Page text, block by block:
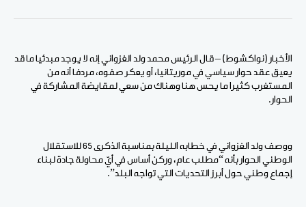
الفيسبوكPinterest
لينكد WhatsApp
الإيميل
الأخبار (نواكشوط) – قال الرئيس محمد ولد الغزواني إنه لا يوجد مبدئيا ما قد
يعيق عقد حوار سياسي في موريتانيا، أو يعكر صفوه، مردفا أنه من
المستغرب كثيرا ما يحس هنا وهناك من سعي لمقايضة المشاركة في
الحوار.
ووصف ولد الغزواني في خطابه الليلة بمناسبة الذكرى 65 للاستقلال
الوطني الحوار بأنه “مطلب عام، وركن أساس في أيّ محاولة جادة لبناء
إجماع وطني حول أبرز التحديات التي تواجه البلد”.